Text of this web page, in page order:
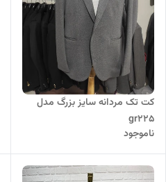
کت تک مردانه سایز بزرگ مدل
gr225
ناموجود